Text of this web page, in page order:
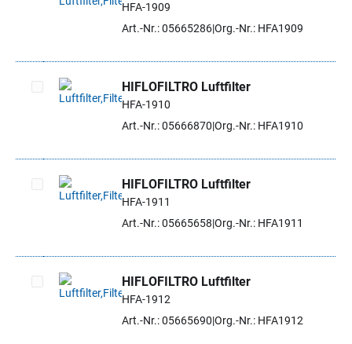
Artikel auswählen
HFA-1909
Art.-Nr.: 05665286Org.-Nr.: HFA1909
Artikel auswählen
HIFLOFILTRO Luftfilter
HFA-1910
Art.-Nr.: 05666870 Org.-Nr.: HFA1910
Artikel auswählen
HIFLOFILTRO Luftfilter
HFA-1911
Art.-Nr.: 05665658 Org.-Nr.: HFA1911
Artikel auswählen
HIFLOFILTRO Luftfilter
HFA-1912
Art.-Nr.: 05665690 Org.-Nr.: HFA1912